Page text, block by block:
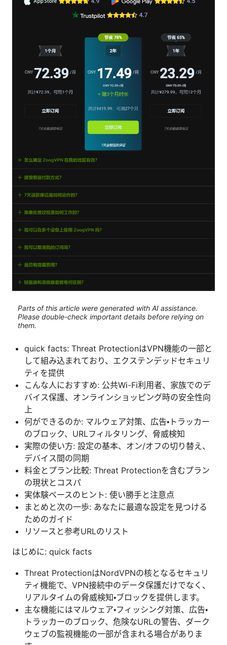
Parts of this article were generated with AI assistance.
Please double-check important details before relying on
them.
quick facts: Threat ProtectionはVPN機能の一部と
して組み込まれており、エクステンデッドセキュリ
ティを提供
こんな人におすすめ: 公共Wi-Fi利用者、家族でのデ
バイス保護、オンラインショッピング時の安全性向
上
何ができるのか: マルウェア対策、広告・トラッカー
のブロック、URLフィルタリング、脅威検知
実際の使い方: 設定の基本、オン/オフの切り替え、
デバイス間の同期
料金とプラン比較: Threat Protectionを含むプラン
の現状とコスパ
実体験ベースのヒント: 使い勝手と注意点
まとめと次の一歩: あなたに最適な設定を見つける
ためのガイド
リソースと参考URLのリスト
はじめに: quick facts
Threat ProtectionはNordVPNの核となるセキュリ
ティ機能で、VPN接続中のデータ保護だけでなく、
リアルタイムの脅威検知・ブロックを提供します。
主な機能にはマルウェア・フィッシング対策、広告・
トラッカーのブロック、危険なURLの警告、ダーク
ウェブの監視機能の一部が含まれる場合がありま